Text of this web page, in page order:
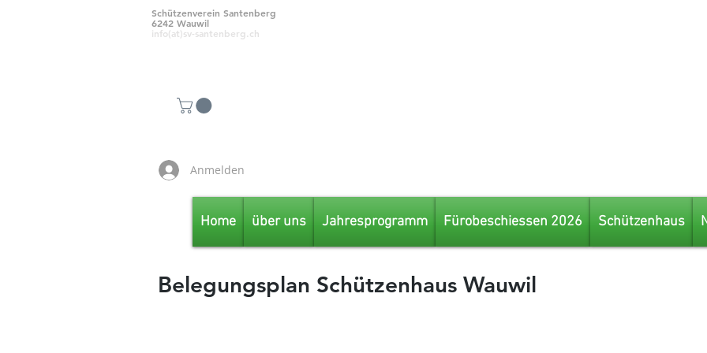
Schützenverein Santenberg
6242 Wauwil
info(at)sv-santenberg.ch
Anmelden
Home über uns Jahresprogramm Fürobeschiessen 2026 Schützenhaus
Belegungsplan Schützenhaus Wauwil